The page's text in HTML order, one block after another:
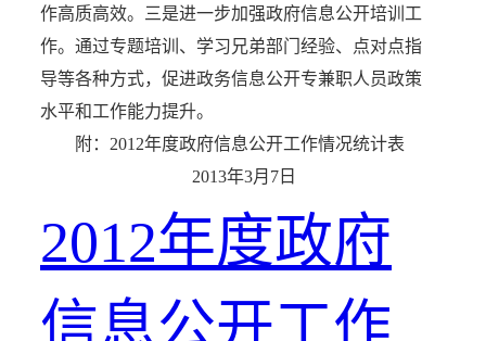
作高质高效。三是进一步加强政府信息公开培训工
作。通过专题培训、学习兄弟部门经验、点对点指
导等各种方式，促进政务信息公开专兼职人员政策
水平和工作能力提升。
附：2012年度政府信息公开工作情况统计表
2013年3月7日
2012年度政府
信息公开工作